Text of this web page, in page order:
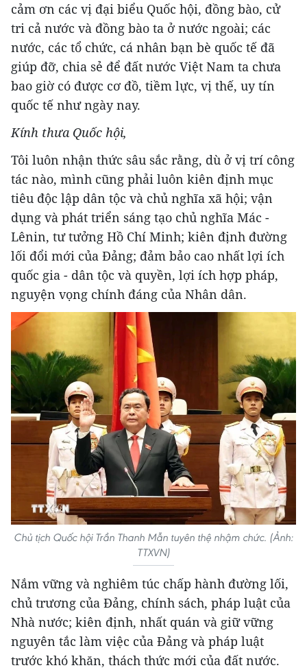
cảm ơn các vị đại biểu Quốc hội, đồng bào, cử
tri cả nước và đồng bào ta ở nước ngoài; các
nước, các tổ chức, cá nhân bạn bè quốc tế đã
giúp đỡ, chia sẻ để đất nước Việt Nam ta chưa
bao giờ có được cơ đồ, tiềm lực, vị thế, uy tín
quốc tế như ngày nay.
Kính thưa Quốc hội,
Tôi luôn nhận thức sâu sắc rằng, dù ở vị trí công
tác nào, mình cũng phải luôn kiên định mục
tiêu độc lập dân tộc và chủ nghĩa xã hội; vận
dụng và phát triển sáng tạo chủ nghĩa Mác -
Lênin, tư tưởng Hồ Chí Minh; kiên định đường
lối đổi mới của Đảng; đảm bảo cao nhất lợi ích
quốc gia - dân tộc và quyền, lợi ích hợp pháp,
nguyện vọng chính đáng của Nhân dân.
Chủ tịch Quốc hội Trần Thanh Mẫn tuyên thệ nhậm chức. (Ảnh:
TTXVN)
Nắm vững và nghiêm túc chấp hành đường lối,
chủ trương của Đảng, chính sách, pháp luật của
Nhà nước; kiên định, nhất quán và giữ vững
nguyên tắc làm việc của Đảng và pháp luật
trước khó khăn, thách thức mới của đất nước.